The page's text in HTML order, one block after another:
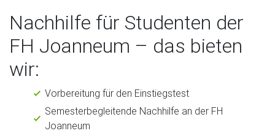
Nachhilfe für Studenten der
FH Joanneum – das bieten
wir:
Vorbereitung für den Einstiegstest
Semesterbegleitende Nachhilfe an der FH
Joanneum